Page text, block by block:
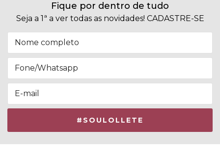
Fique por dentro de tudo
Seja a 1ª a ver todas as novidades! CADASTRE-SE